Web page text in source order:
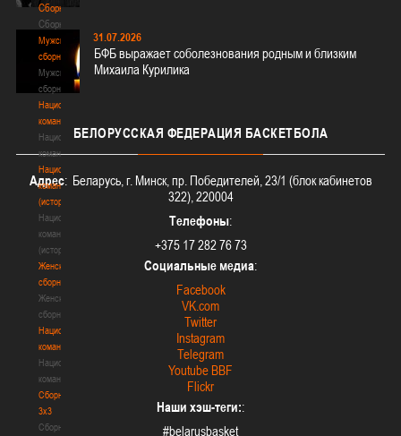
Сборные
Сборные
Мужские
сборные
Мужские
сборные
Национальная
команда
Национальная
команда
Национальная
команда
(история)
Национальная
команда
(история)
Женские
сборные
Женские
сборные
Национальная
команда
Национальная
команда
Сборные
3х3
Сборные
31.07.2026
БФБ выражает соболезнования родным и близким
Михаила Курилика
БЕЛОРУССКАЯ ФЕДЕРАЦИЯ БАСКЕТБОЛА
Адрес: Беларусь, г. Минск, пр. Победителей, 23/1 (блок кабинетов
322), 220004
Телефоны:
+375 17 282 76 73
Социальные медиа:
Facebook
VK.com
Twitter
Instagram
Telegram
Youtube BBF
Flickr
Наши хэш-теги::
#belarusbasket